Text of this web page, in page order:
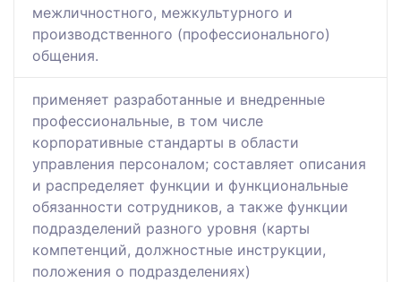
межличностного, межкультурного и
производственного (профессионального)
общения.
применяет разработанные и внедренные
профессиональные, в том числе
корпоративные стандарты в области
управления персоналом; составляет описания
и распределяет функции и функциональные
обязанности сотрудников, а также функции
подразделений разного уровня (карты
компетенций, должностные инструкции,
положения о подразделениях)